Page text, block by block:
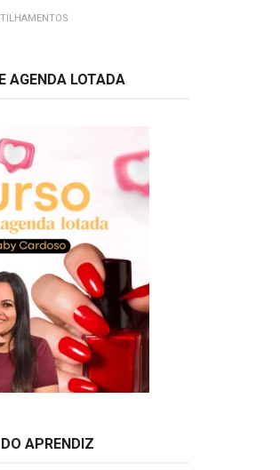
AGENDA LOTADA
APRENDIZ